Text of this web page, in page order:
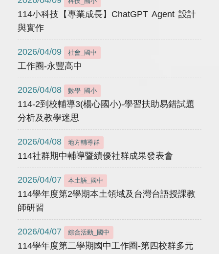
114小科技【專業成長】ChatGPT Agent 設計
與實作
2026/04/09 社會_國中
工作圈-永豐高中
2026/04/08 數學_國小
114-2到校輔導3(楊心國小)-學習扶助易錯試題
分析及教學迷思
2026/04/08 地方輔導群
114社群期中輔導暨績優社群成果發表會
2026/04/07 本土語_國中
114學年度第2學期本土領域及台灣台語授課教
師研習
2026/04/07 綜合活動_國中
114學年度第二學期國中工作圈-第四校群多元